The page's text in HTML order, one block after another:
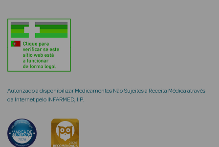
Cosmética
Rosto
Hidratantes
Anti-
envelhecimento
Autorizado a disponibilizar Medicamentos Não Sujeitos a Receita Médica através
da Internet pelo INFARMED, I.P.